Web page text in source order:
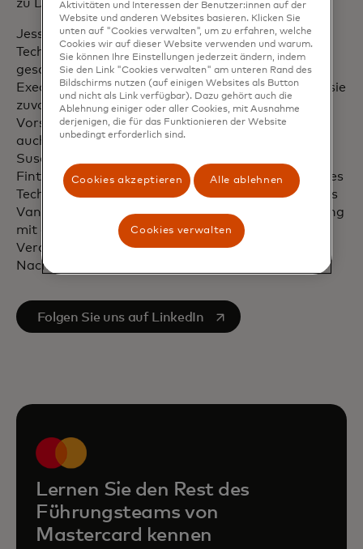
zu Daten bei Capital One entdeckt hatte.
Jess ist eine Verfechterin für Frauen in der
Technologie sowohl bei Mastercard als auch in der
gesamten Branche. Derzeit sitzt sie im Partner
Executive Council von PayTech Women, nachdem sie
zuvor im Vorstand tätig war. Sie sitzt in den
Vorständen sowohl der CNO Financial Group als
auch von Make-A-Wish Philadelphia, Delaware &
Susquehanna Valley. Als führende Stimme im
Fintech-Bereich ist Jess Mitwirkende für den Forbes
Technology Council. Sie ist ausserdem Alumnus des
Vanguard Leadership Program, wo sie ein Jahr lang
mit anderen Unternehmen an sozialer
Verantwortung für Gleichberechtigung und
Nachhaltigkeit in gefährdeten Märkten arbeitete.
Folgen Sie uns auf LinkedIn
wird in einer neuen Registerkarte geöffnet
Lernen Sie den Rest des
Führungsteams von
Mastercard kennen
Aktivitäten und Interessen der Benutzer:innen auf der
Website und anderen Websites basieren. Klicken Sie
unten auf "Cookies verwalten", um zu erfahren, welche
Cookies wir auf dieser Website verwenden und warum.
Sie können Ihre Einstellungen jederzeit ändern, indem
Sie den Link "Cookies verwalten" am unteren Rand des
Bildschirms nutzen (auf einigen Websites als Button
und nicht als Link verfügbar). Dazu gehört auch die
Ablehnung einiger oder aller Cookies, mit Ausnahme
derjenigen, die für das Funktionieren der Website
unbedingt erforderlich sind.
Cookies akzeptieren Alle ablehnen
Cookies verwalten